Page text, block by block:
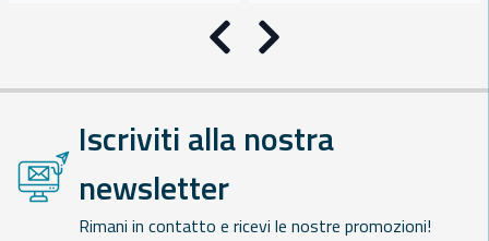
Precedente
Successivo
Iscriviti alla nostra
newsletter
Rimani in contatto e ricevi le nostre promozioni!